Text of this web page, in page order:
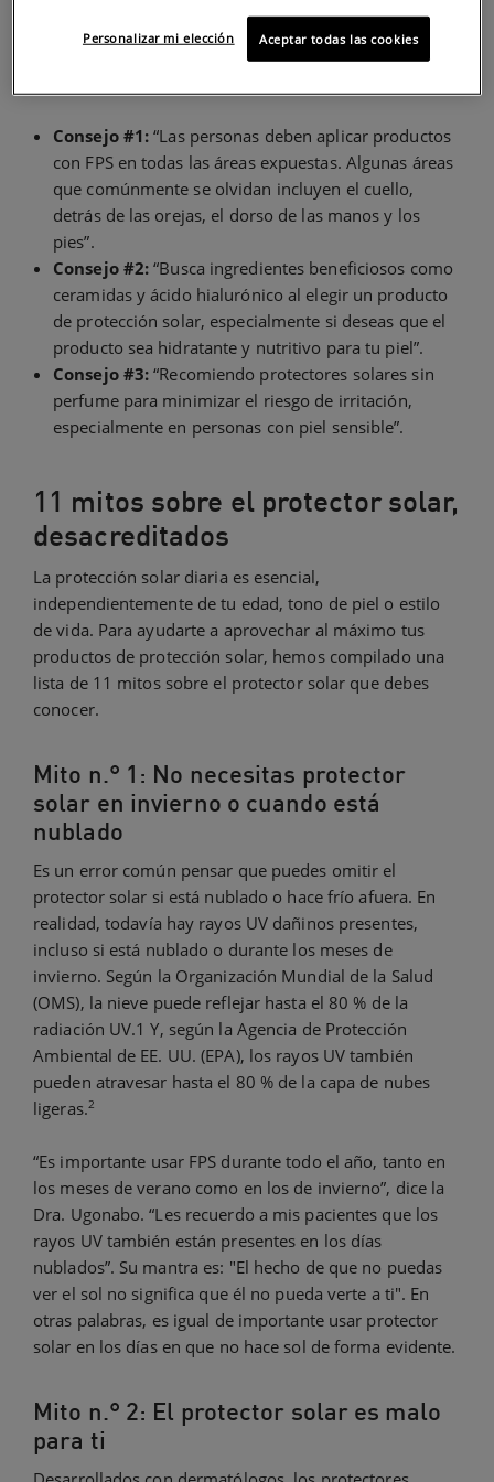
CONSEJOS DE LA DRA. UGONABO SOBRE EL
Consejo #1: “Las personas deben aplicar productos
con FPS en todas las áreas expuestas. Algunas áreas
que comúnmente se olvidan incluyen el cuello,
detrás de las orejas, el dorso de las manos y los
pies”.
Consejo #2: “Busca ingredientes beneficiosos como
ceramidas y ácido hialurónico al elegir un producto
de protección solar, especialmente si deseas que el
producto sea hidratante y nutritivo para tu piel”.
Consejo #3: “Recomiendo protectores solares sin
perfume para minimizar el riesgo de irritación,
especialmente en personas con piel sensible”.
11 mitos sobre el protector solar,
desacreditados
La protección solar diaria es esencial,
independientemente de tu edad, tono de piel o estilo
de vida. Para ayudarte a aprovechar al máximo tus
productos de protección solar, hemos compilado una
lista de 11 mitos sobre el protector solar que debes
conocer.
Mito n.° 1: No necesitas protector
solar en invierno o cuando está
nublado
Es un error común pensar que puedes omitir el
protector solar si está nublado o hace frío afuera. En
realidad, todavía hay rayos UV dañinos presentes,
incluso si está nublado o durante los meses de
invierno. Según la Organización Mundial de la Salud
(OMS), la nieve puede reflejar hasta el 80 % de la
radiación UV.1 Y, según la Agencia de Protección
Ambiental de EE. UU. (EPA), los rayos UV también
pueden atravesar hasta el 80 % de la capa de nubes
ligeras.2
“Es importante usar FPS durante todo el año, tanto en
los meses de verano como en los de invierno”, dice la
Dra. Ugonabo. “Les recuerdo a mis pacientes que los
rayos UV también están presentes en los días
nublados”. Su mantra es: "El hecho de que no puedas
ver el sol no significa que él no pueda verte a ti". En
otras palabras, es igual de importante usar protector
solar en los días en que no hace sol de forma evidente.
Mito n.° 2: El protector solar es malo
para ti
Aceptar todas las cookies
Personalizar mi elección